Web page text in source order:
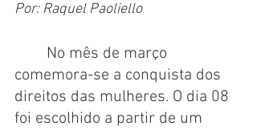
Por: Raquel Paoliello
comemora-se a conquista dos
direitos das mulheres. O dia 08
foi escolhido a partir de um